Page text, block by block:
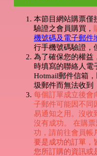
本節目網站購票僅
驗證之會員購買，
機號碼及電子郵件
行手機號碼驗證，
為了確保您的權益
時填寫的聯絡人電
Hotmail郵件信箱
圾郵件而無法收到
每個訂單成立後會
子郵件可能因不同
易通知之用。沒收
沒有成功。 在購
功，請前往會員帳
要是成功的訂單，
您所訂購的資訊或